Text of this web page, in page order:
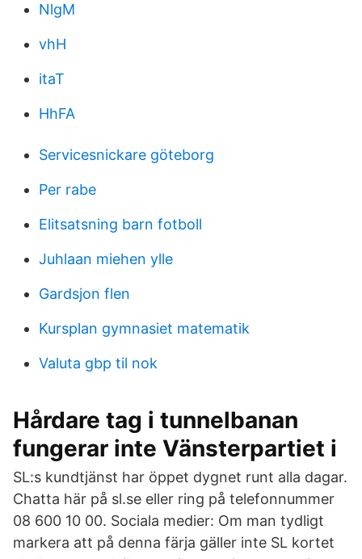
NlgM
vhH
itaT
HhFA
Servicesnickare göteborg
Per rabe
Elitsatsning barn fotboll
Juhlaan miehen ylle
Gardsjon flen
Kursplan gymnasiet matematik
Valuta gbp til nok
Hårdare tag i tunnelbanan
fungerar inte Vänsterpartiet i
SL:s kundtjänst har öppet dygnet runt alla dagar.
Chatta här på sl.se eller ring på telefonnummer
08 600 10 00. Sociala medier: Om man tydligt
markera att på denna färja gäller inte SL kortet